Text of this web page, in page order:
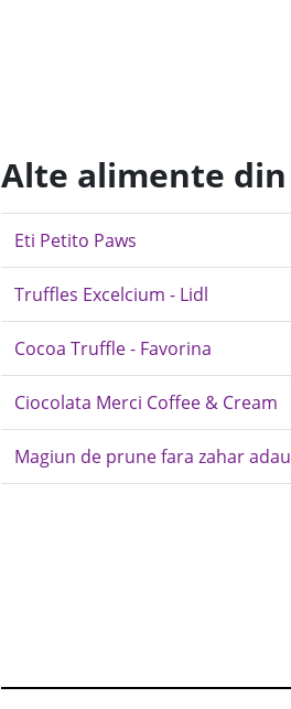
Alte alimente
Eti Petito Paws
Truffles Excelcium - Lidl
Cocoa Truffle - Favorina
Ciocolata Merci Coffee & Cream
Magiun de prune fara zahar